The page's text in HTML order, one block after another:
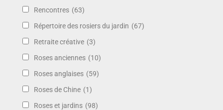
Rencontres (63)
Répertoire des rosiers du jardin (67)
Retraite créative (3)
Roses anciennes (10)
Roses anglaises (59)
Roses de Chine (1)
Roses et jardins (98)